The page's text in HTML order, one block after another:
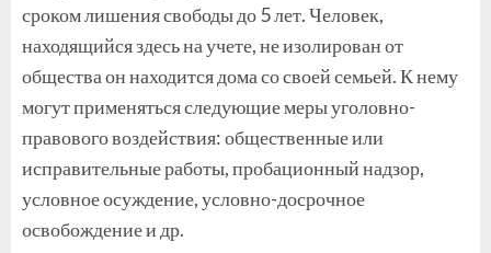
сроком лишения свободы до 5 лет. Человек,
находящийся здесь на учете, не изолирован от
общества он находится дома со своей семьей. К нему
могут применяться следующие меры уголовно-
правового воздействия: общественные или
исправительные работы, пробационный надзор,
условное осуждение, условно-досрочное
освобождение и др.